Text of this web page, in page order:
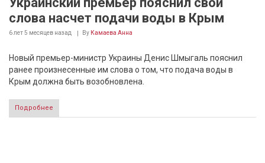
слова насчет подачи воды в Крым
6 лет 5 месяцев назад By Камаева Анна
Новый премьер-министр Украины Денис Шмыгаль пояснил
ранее произнесенные им слова о том, что подача воды в
Крым должна быть возобновлена.
Подробнее